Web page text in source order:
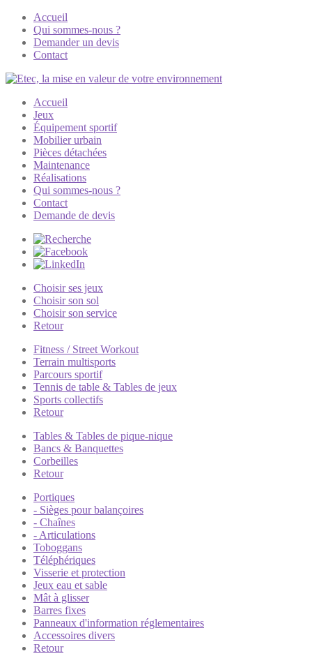
Accueil
Qui sommes-nous ?
Demander un devis
Contact
Accueil
Jeux
Équipement sportif
Mobilier urbain
Pièces détachées
Maintenance
Réalisations
Qui sommes-nous ?
Contact
Demande de devis
Choisir ses jeux
Choisir son sol
Choisir son service
Retour
Fitness / Street Workout
Terrain multisports
Parcours sportif
Tennis de table & Tables de jeux
Sports collectifs
Retour
Tables & Tables de pique-nique
Bancs & Banquettes
Corbeilles
Retour
Portiques
- Sièges pour balançoires
- Chaînes
- Articulations
Toboggans
Téléphériques
Visserie et protection
Jeux eau et sable
Mât à glisser
Barres fixes
Panneaux d'information réglementaires
Accessoires divers
Retour